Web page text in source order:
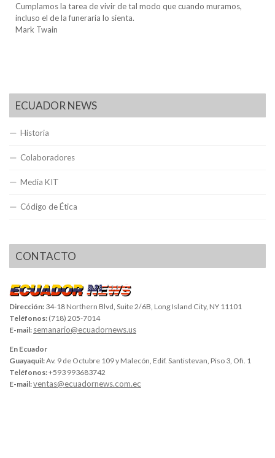
Cumplamos la tarea de vivir de tal modo que cuando muramos,
incluso el de la funeraria lo sienta.
Mark Twain
ECUADOR NEWS
Historia
Colaboradores
Media KIT
Código de Ética
CONTACTO
Dirección: 34-18 Northern Blvd, Suite 2/6B, Long Island City, NY 11101
Teléfonos: (718) 205-7014
E-mail: semanario@ecuadornews.us
En Ecuador
Guayaquil:Av. 9 de Octubre 109 y Malecón, Edif. Santistevan, Piso 3, Ofi. 1
Teléfonos:+593 993683742
E-mail:ventas@ecuadornews.com.ec